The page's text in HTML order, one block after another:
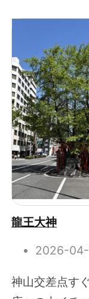
龍王大神
2026-
神山交差点す